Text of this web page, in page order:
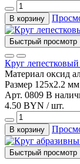
В корзину
Быстрый просмотр
Круг
Материал оксид
Размер 125x2.2 мм
Арт. 0809 В
4.50 BYN / шт.
В корзину
Быстрый просмотр